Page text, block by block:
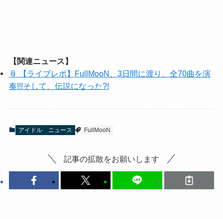
【関連ニュース】
📎 【ライブレポ】FullMooN、3日間に渡り、全70曲を演
奏!!!そして、伝説になった?!
アイドル ニュース FullMooN
記事の拡散をお願いします